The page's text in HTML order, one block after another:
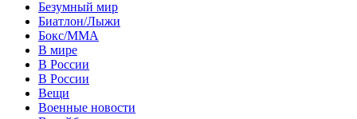
Безумный мир
Биатлон/Лыжи
Бокс/MMA
В мире
В России
В России
Вещи
Военные новости